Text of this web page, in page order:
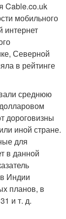
Cable.co.uk
мобильного
интернет
Северной
в рейтинге
среднюю
дороговизны
иной стране.
для
в данной
Индии
планов, в
и т. д.